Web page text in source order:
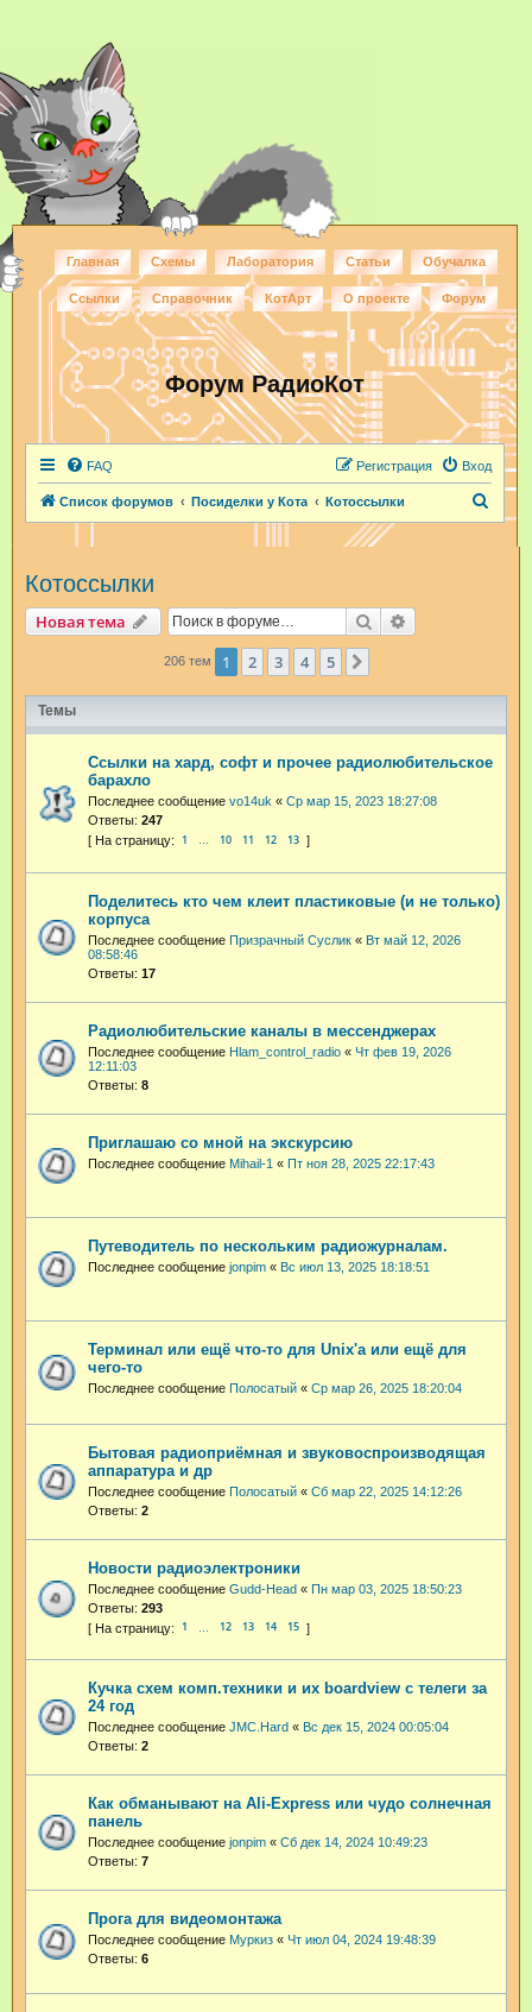
Главная Схемы Лаборатория Статьи Обучалка
Ссылки Справочник КотАрт О проекте Форум
Форум РадиоКот
FAQ Вход
Регистрация
Список форумов Посиделки у Кота Котоссылки
Котоссылки
Новая тема Поиск
206 тем 1 2 3 4 5
Темы
Ссылки на хард, софт и прочее радиолюбительское
барахло
Последнее сообщение vo14uk « Ср мар 15, 2023 18:27:08
Ответы: 247
1 … 10 11 12 13
Поделитесь кто чем клеит пластиковые (и не только)
корпуса
Последнее сообщение Призрачный Суслик « Вт май 12, 2026
08:58:46
Ответы: 17
Радиолюбительские каналы в мессенджерах
Последнее сообщение Hlam_control_radio « Чт фев 19, 2026
12:11:03
Ответы: 8
Приглашаю со мной на экскурсию
Последнее сообщение Mihail-1 « Пт ноя 28, 2025 22:17:43
Путеводитель по нескольким радиожурналам.
Последнее сообщение jonpim « Вс июл 13, 2025 18:18:51
Терминал или ещё что-то для Unix'а или ещё для
чего-то
Последнее сообщение Полосатый « Ср мар 26, 2025 18:20:04
Бытовая радиоприёмная и звуковоспроизводящая
аппаратура и др
Последнее сообщение Полосатый « Сб мар 22, 2025 14:12:26
Ответы: 2
Новости радиоэлектроники
Последнее сообщение Gudd-Head « Пн мар 03, 2025 18:50:23
Ответы: 293
1 12 13 14 15
Кучка схем комп.техники и их boardview с телеги за
24 год
Последнее сообщение JMC.Hard « Вс дек 15, 2024 00:05:04
Ответы: 2
Как обманывают на Ali-Express или чудо солнечная
панель
Последнее сообщение jonpim « Сб дек 14, 2024 10:49:23
Ответы: 7
Прога для видеомонтажа
Последнее сообщение Муркиз « Чт июл 04, 2024 19:48:39
Ответы: 6